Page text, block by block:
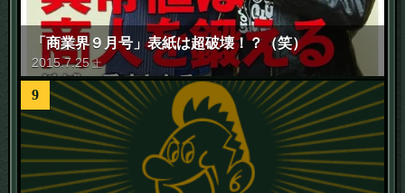
「商業界９月号」表紙は超破壊！？（笑）
2015.7.25 土
9